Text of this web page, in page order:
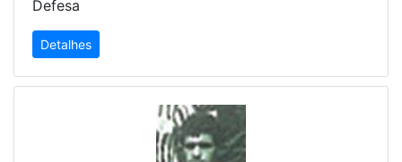
Defesa
Detalhes